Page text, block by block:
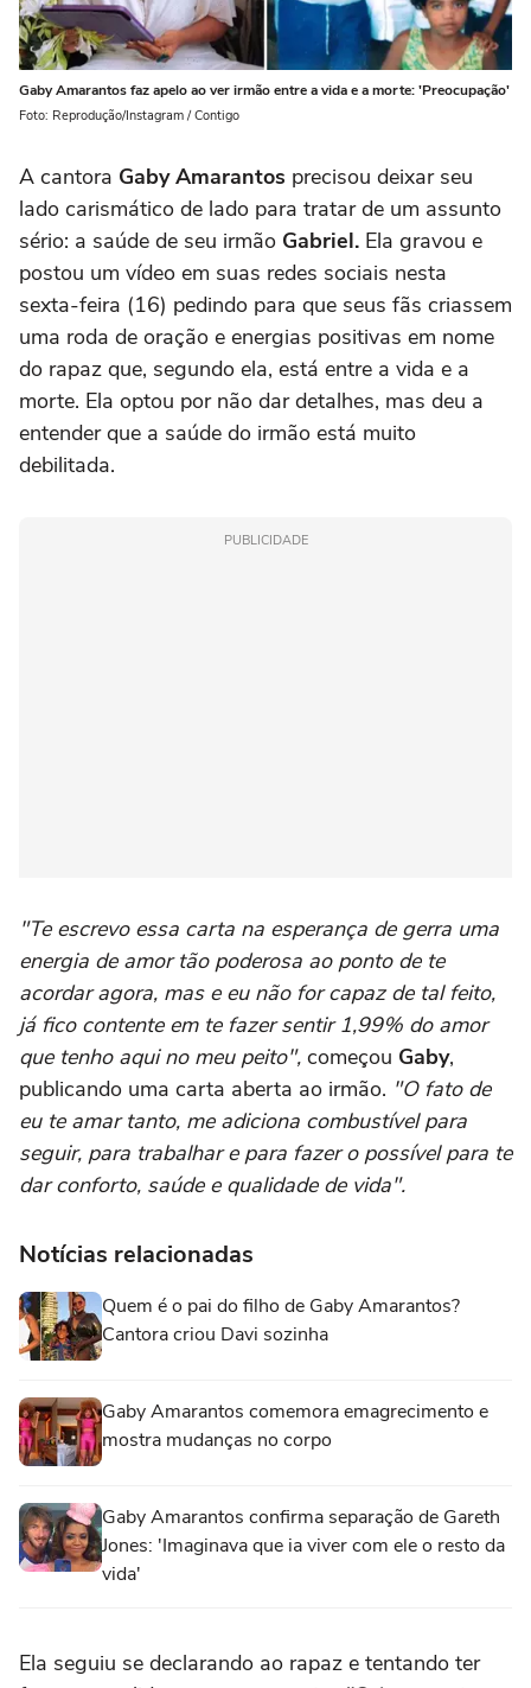
Gaby Amarantos faz apelo ao ver irmão entre a vida e a morte: 'Preocupação'
Foto: Reprodução/Instagram / Contigo
A cantora Gaby Amarantos precisou deixar seu
lado carismático de lado para tratar de um assunto
sério: a saúde de seu irmão Gabriel. Ela gravou e
postou um vídeo em suas redes sociais nesta
sexta-feira (16) pedindo para que seus fãs criassem
uma roda de oração e energias positivas em nome
do rapaz que, segundo ela, está entre a vida e a
morte. Ela optou por não dar detalhes, mas deu a
entender que a saúde do irmão está muito
debilitada.
PUBLICIDADE
"Te escrevo essa carta na esperança de gerra uma
energia de amor tão poderosa ao ponto de te
acordar agora, mas e eu não for capaz de tal feito,
já fico contente em te fazer sentir 1,99% do amor
que tenho aqui no meu peito", começou Gaby,
publicando uma carta aberta ao irmão. "O fato de
eu te amar tanto, me adiciona combustível para
seguir, para trabalhar e para fazer o possível para te
dar conforto, saúde e qualidade de vida".
Notícias relacionadas
Quem é o pai do filho de Gaby Amarantos?
Cantora criou Davi sozinha
Gaby Amarantos comemora emagrecimento e
mostra mudanças no corpo
Gaby Amarantos confirma separação de Gareth
Jones: 'Imaginava que ia viver com ele o resto da
vida'
Ela seguiu se declarando ao rapaz e tentando ter